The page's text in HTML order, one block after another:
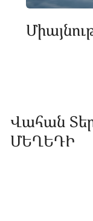
Վահան
ՄԵՂԵԴԻ